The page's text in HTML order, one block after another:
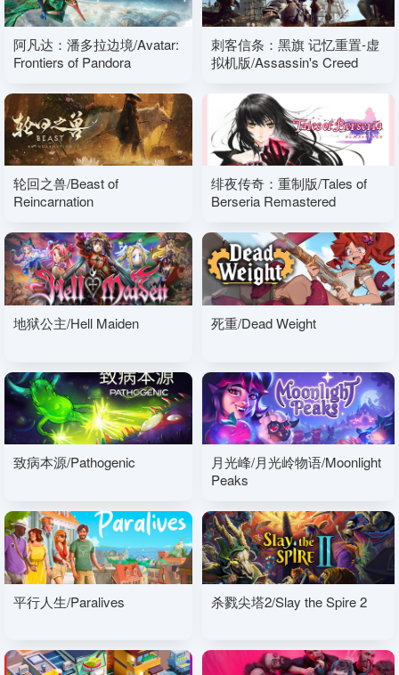
阿凡达：潘多拉边境/Avatar:
Frontiers of Pandora
刺客信条：黑旗 记忆重置-虚
拟机版/Assassin's Creed
HYPERVISOR
轮回之兽/Beast of
Reincarnation
绯夜传奇：重制版/Tales of
Berseria Remastered
地狱公主/Hell Maiden 死重/Dead Weight
致病本源/Pathogenic
月光峰/月光岭物语/Moonlight
Peaks
平行人生/Paralives 杀戮尖塔2/Slay the Spire 2